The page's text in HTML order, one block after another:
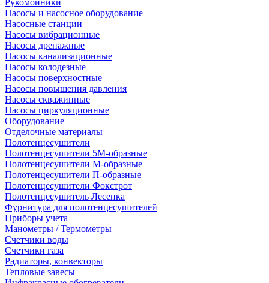
Рукомойники
Насосы и насосное оборудование
Насосные станции
Насосы вибрационные
Насосы дренажные
Насосы канализационные
Насосы колодезные
Насосы поверхностные
Насосы повышения давления
Насосы скважинные
Насосы циркуляционные
Оборудование
Отделочные материалы
Полотенцесушители
Полотенцесушители 5М-образные
Полотенцесушители М-образные
Полотенцесушители П-образные
Полотенцесушители Фокстрот
Полотенцесушитель Лесенка
Фурнитура для полотенцесушителей
Приборы учета
Манометры / Термометры
Счетчики воды
Счетчики газа
Радиаторы, конвекторы
Тепловые завесы